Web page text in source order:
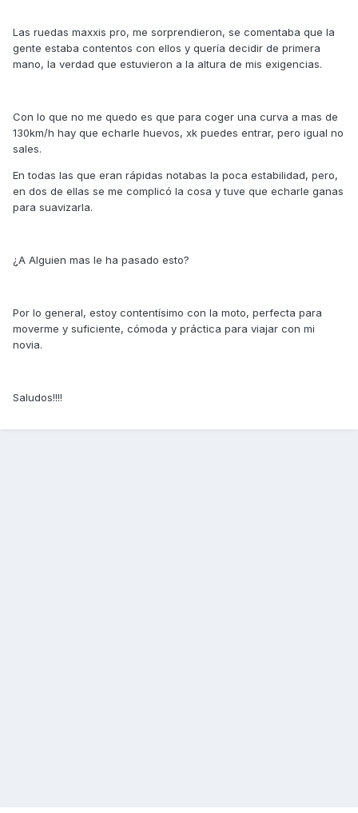
Las ruedas maxxis pro, me sorprendieron, se comentaba que la
gente estaba contentos con ellos y quería decidir de primera
mano, la verdad que estuvieron a la altura de mis exigencias.
Con lo que no me quedo es que para coger una curva a mas de
130km/h hay que echarle huevos, xk puedes entrar, pero igual no
sales.
En todas las que eran rápidas notabas la poca estabilidad, pero,
en dos de ellas se me complicó la cosa y tuve que echarle ganas
para suavizarla.
¿A Alguien mas le ha pasado esto?
Por lo general, estoy contentísimo con la moto, perfecta para
moverme y suficiente, cómoda y práctica para viajar con mi
novia.
Saludos!!!!